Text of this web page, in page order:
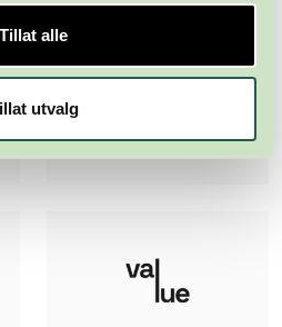
Tillat alle
utvalg